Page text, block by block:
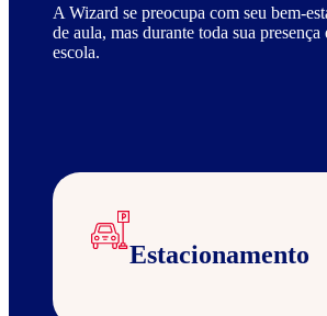
A Wizard se preocupa com seu bem-
de aula, mas durante toda sua presença
escola.
Estacionamento